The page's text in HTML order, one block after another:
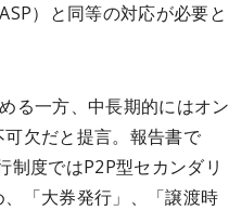
）と同等の対応が必要と
る一方、中長期的にはオン
欠だと提言。報告書で
度ではP2P型セカンダリ
「大券発行」、「譲渡時